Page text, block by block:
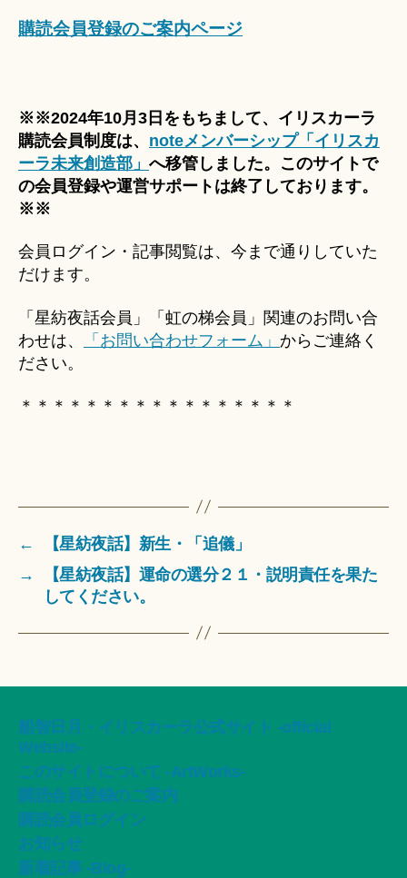
購読会員登録のご案内ページ
※※2024年10月3日をもちまして、イリスカーラ
購読会員制度は、 noteメンバーシップ「イリスカ
ーラ未来創造部」 へ移管しました。このサイトで
の会員登録や運営サポートは終了しております。
※※
会員ログイン・記事閲覧は、今まで通りしていた
だけます。
「星紡夜話会員」「虹の梯会員」関連のお問い合
わせは、
「お問い合わせフォーム」 からご連絡く
ださい。
＊＊＊＊＊＊＊＊＊＊＊＊＊＊＊＊＊
←
【星紡夜話】新生・「追儀」
→
【星紡夜話】運命の選分２１・説明責任を果た
してください。
船智日月・イリスカーラ公式サイト -official
Website-
このサイトについて -ArtWorks-
購読会員登録のご案内
購読会員ログイン
お知らせ
新着記事 -Blog-